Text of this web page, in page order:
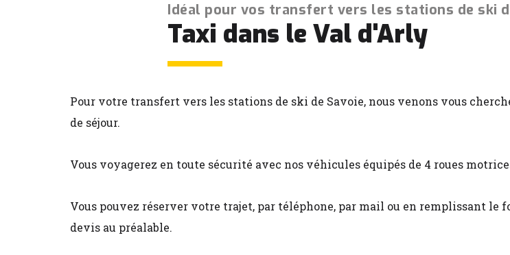
Idéal pour vos transfert vers les stations de ski
Taxi dans le Val d'Arly
Pour votre transfert vers les stations de ski de Savoie, nous venons vous
de séjour.
Vous voyagerez en toute sécurité avec nos véhicules équipés de 4 roues
Vous pouvez réserver votre trajet, par téléphone, par mail ou en remplissant le
devis au préalable.